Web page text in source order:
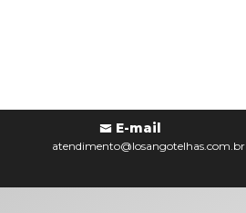
E-mail
atendimento@losangotelhas.com.br